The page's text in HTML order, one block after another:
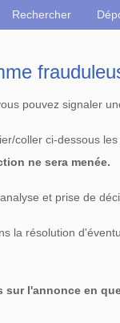
Rechercher
pouvez signaler
coller ci-dessous
ne sera menée.
et prise de
la résolution
l'annonce en